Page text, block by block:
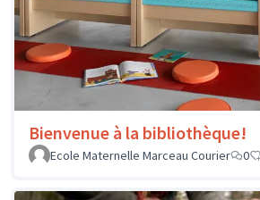
Bienvenue à la bibliothèque!
Ecole Maternelle Marceau Courier
0